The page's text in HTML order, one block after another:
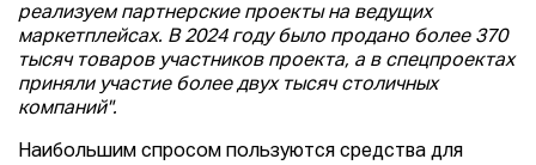
реализуем партнерские проекты на ведущих
маркетплейсах. В 2024 году было продано более 370
тысяч товаров участников проекта, а в спецпроектах
приняли участие более двух тысяч столичных
компаний".
Наибольшим спросом пользуются средства для